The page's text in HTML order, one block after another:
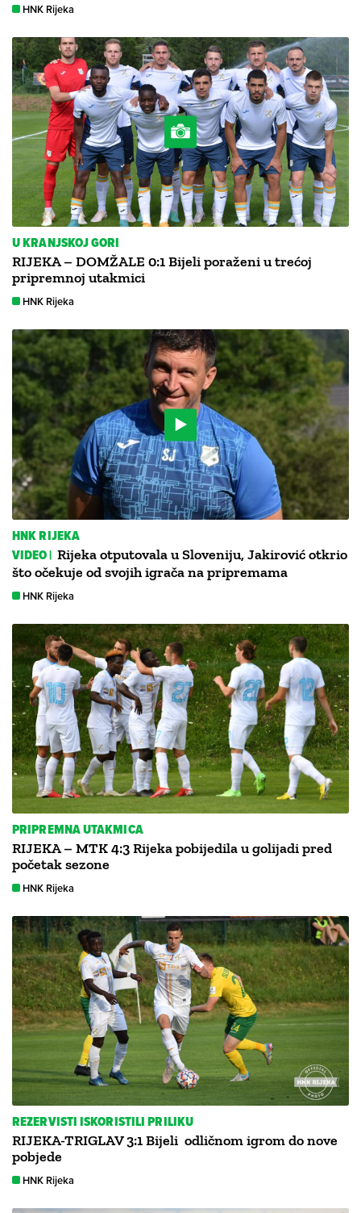
HNK Rijeka
U KRANJSKOJ GORI
RIJEKA – DOMŽALE 0:1 Bijeli poraženi u trećoj
pripremnoj utakmici
HNK Rijeka
HNK RIJEKA
VIDEO | Rijeka otputovala u Sloveniju, Jakirović otkrio
što očekuje od svojih igrača na pripremama
HNK Rijeka
PRIPREMNA UTAKMICA
RIJEKA – MTK 4:3 Rijeka pobijedila u golijadi pred
početak sezone
HNK Rijeka
REZERVISTI ISKORISTILI PRILIKU
RIJEKA-TRIGLAV 3:1 Bijeli odličnom igrom do nove
pobjede
HNK Rijeka